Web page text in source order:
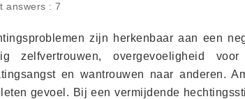
answers : 7
zijn herkenbaar aan een
zelfvertrouwen, overgevoeligheid
en wantrouwen naar anderen.
gevoel. Bij een vermijdende